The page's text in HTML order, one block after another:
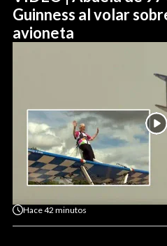
Guinness al volar
avioneta
Hace42 minutos